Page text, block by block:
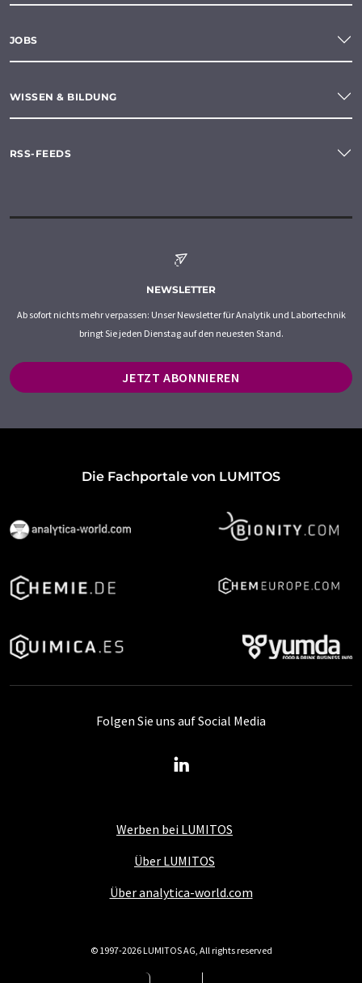
JOBS
WISSEN & BILDUNG
RSS-FEEDS
NEWSLETTER
Ab sofort nichts mehr verpassen: Unser Newsletter für Analytik und Labortechnik
bringt Sie jeden Dienstag auf den neuesten Stand.
JETZT ABONNIEREN
Die Fachportale von LUMITOS
Werben bei LUMITOS
Über LUMITOS
Über analytica-world.com
Folgen Sie uns auf Social Media
© 1997-2026 LUMITOS AG, All rights reserved